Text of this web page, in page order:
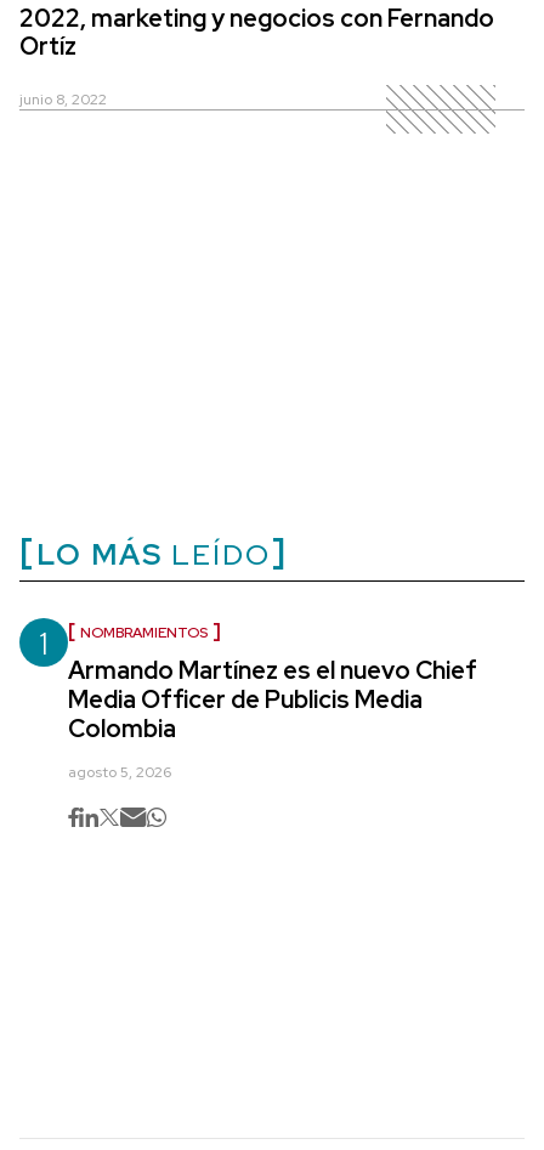
2022, marketing y negocios con Fernando
Ortíz
junio 8, 2022
LO MÁS LEÍDO
1 NOMBRAMIENTOS
Armando Martínez es el nuevo Chief
Media Officer de Publicis Media
Colombia
agosto 5, 2026